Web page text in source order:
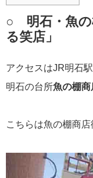
○ 明石・魚の
る笑店」
アクセスはJR明石
明石の台所魚の棚商
こちらは魚の棚商店